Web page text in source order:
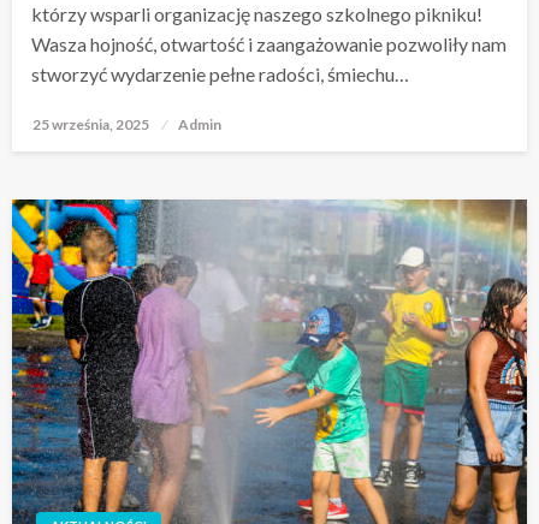
którzy wsparli organizację naszego szkolnego pikniku!
Wasza hojność, otwartość i zaangażowanie pozwoliły nam
stworzyć wydarzenie pełne radości, śmiechu…
Opublikowane
25 września, 2025 Admin